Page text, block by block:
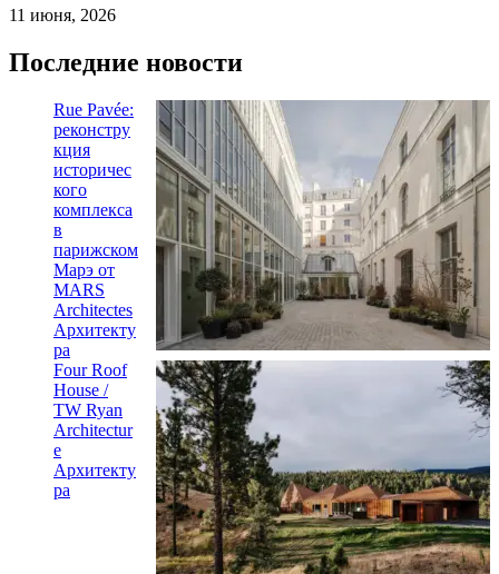
11 июня, 2026
Последние новости
Rue Pavée:
реконстру
кция
историчес
кого
комплекса
в
парижском
Марэ от
MARS
Architectes
Архитекту
ра
Four Roof
House /
TW Ryan
Architectur
e
Архитекту
ра